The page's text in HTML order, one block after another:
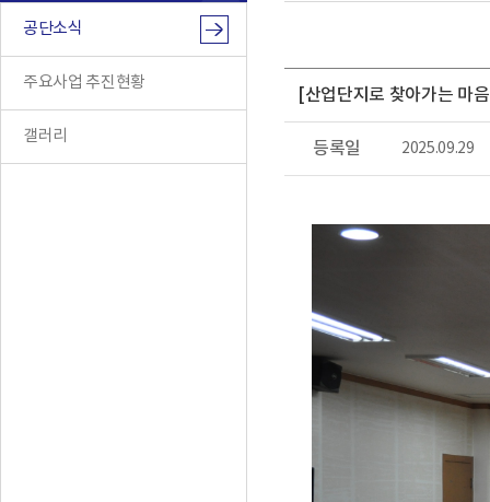
공단소식
주요사업 추진현황
갤러리
[산업단지로 찾아가는 마
등록일 2025.09.29